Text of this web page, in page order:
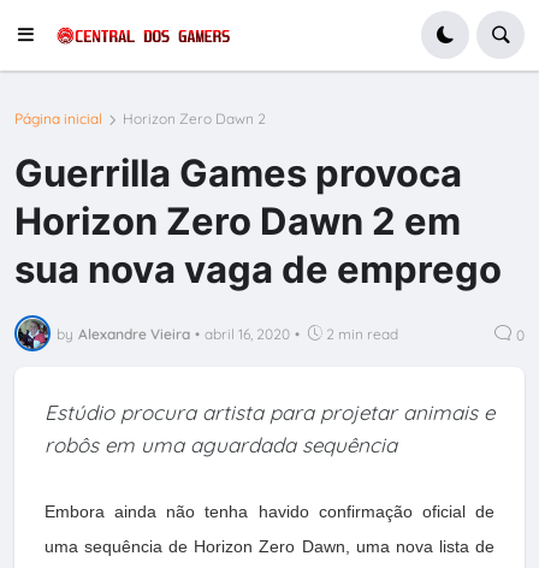
Página inicial Horizon Zero Dawn 2
Guerrilla Games provoca
Horizon Zero Dawn 2 em
sua nova vaga de emprego
by Alexandre Vieira • abril 16, 2020 • 2 min read 0
Estúdio procura artista para projetar animais e
robôs em uma aguardada sequência
Embora ainda não tenha havido confirmação oficial de
uma sequência de Horizon Zero Dawn, uma nova lista de